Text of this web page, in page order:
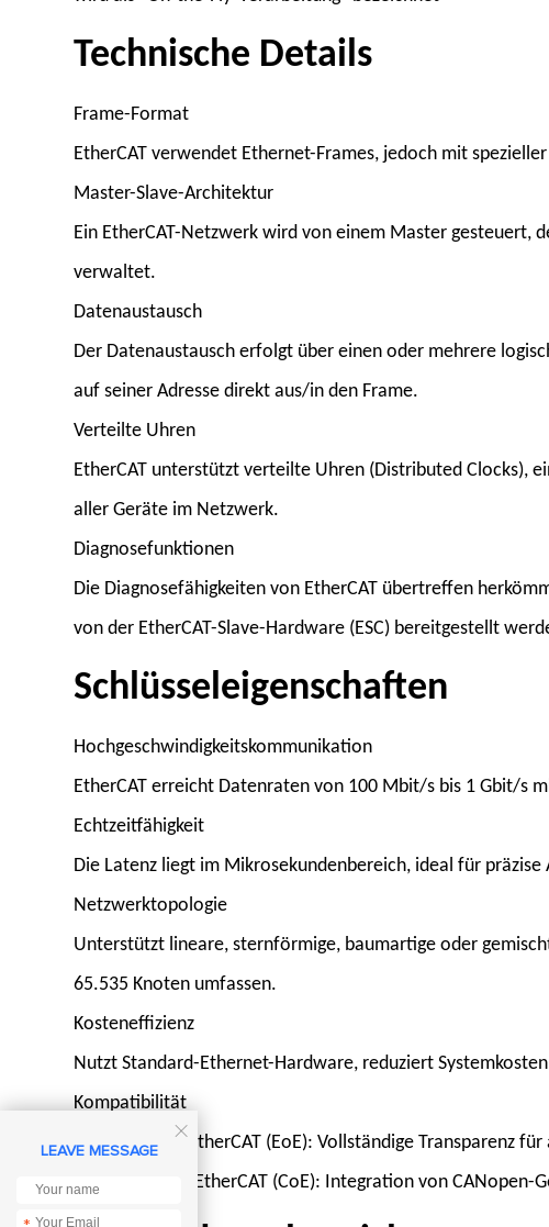
Technische Details
Frame-Format
EtherCAT verwendet Ethernet-Frames, jedoch mit
Master-Slave-Architektur
Ein EtherCAT-Netzwerk wird von einem Master gesteuert,
verwaltet.
Datenaustausch
Der Datenaustausch erfolgt über einen oder mehrere
auf seiner Adresse direkt aus/in den Frame.
Verteilte Uhren
EtherCAT unterstützt verteilte Uhren (Distributed Clocks),
aller Geräte im Netzwerk.
Diagnosefunktionen
Die Diagnosefähigkeiten von EtherCAT übertreffen
von der EtherCAT-Slave-Hardware (ESC) bereitgestellt
Schlüsseleigenschaften
Hochgeschwindigkeitskommunikation
EtherCAT erreicht Datenraten von 100 Mbit/s bis 1 Gbit/s
Echtzeitfähigkeit
Die Latenz liegt im Mikrosekundenbereich, ideal für
Netzwerktopologie
Unterstützt lineare, sternförmige, baumartige oder
65.535 Knoten umfassen.
Kosteneffizienz
Nutzt Standard-Ethernet-Hardware, reduziert
Kompatibilität
Ethernet over EtherCAT (EoE): Vollständige Transparenz
CANopen over EtherCAT (CoE): Integration von CANopen-

LEAVE MESSAGE